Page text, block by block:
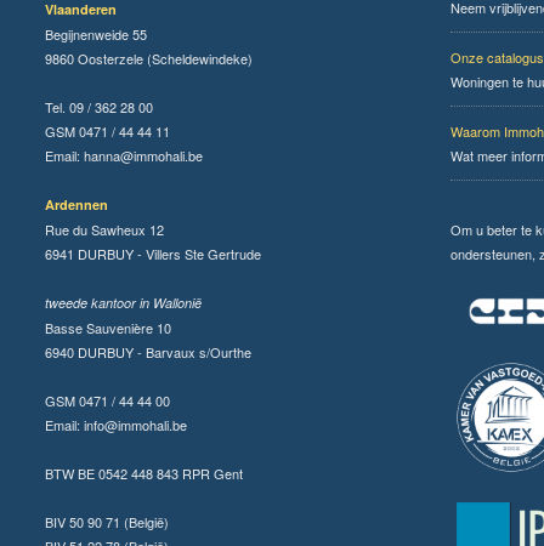
Vlaanderen
Begijnenweide 55
9860 Oosterzele (Scheldewindeke)
Tel. 09 / 362 28 00
GSM 0471 / 44 44 11
Email: hanna@immohali.be
Ardennen
Rue du Sawheux 12
6941 DURBUY - Villers Ste Gertrude
tweede kantoor in Wallonië
Basse Sauvenière 10
6940 DURBUY - Barvaux s/Ourthe
GSM 0471 / 44 44 00
Email: info@immohali.be
BTW BE 0542 448 843 RPR Gent
BIV 50 90 71 (België)
Neem
Onze catalogus
Woningen te
Waarom
Wat meer
Om u beter te
ondersteunen,